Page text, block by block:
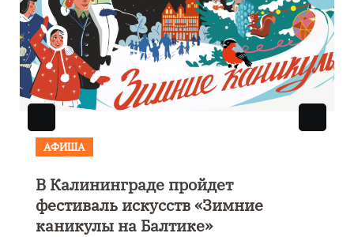
АФИША
В Калининграде пройдет
фестиваль искусств «Зимние
каникулы на Балтике»